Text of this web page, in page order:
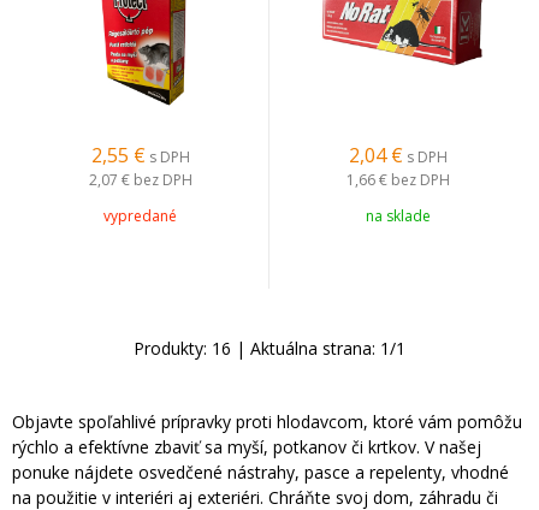
2,55 € s DPH
2,07 € bez DPH
vypredané
2,04 € s DPH
1,66 € bez DPH
na sklade
Produkty: 16 | Aktuálna strana: 1/1
Objavte spoľahlivé prípravky proti hlodavcom, ktoré vám pomôžu
rýchlo a efektívne zbaviť sa myší, potkanov či krtkov. V našej
ponuke nájdete osvedčené nástrahy, pasce a repelenty, vhodné
na použitie v interiéri aj exteriéri. Chráňte svoj dom, záhradu či